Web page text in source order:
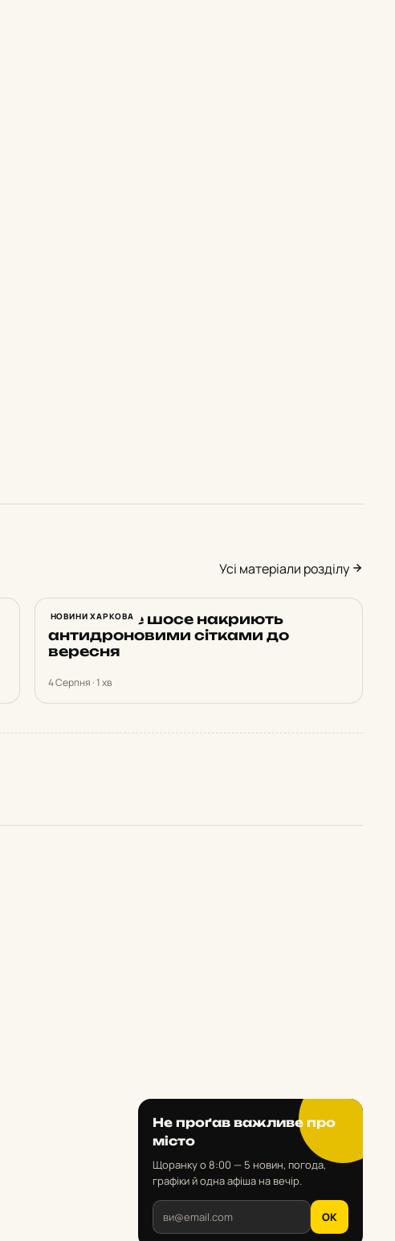
Усі матеріали розділу
НОВИНИ ХАРКОВА
Харківське шосе накриють
антидроновими сітками до
вересня
4 Серпня · 1 хв
Не проґав важливе про
місто
Щоранку о 8:00 — 5 новин, погода,
графіки й одна афіша на вечір.
OK